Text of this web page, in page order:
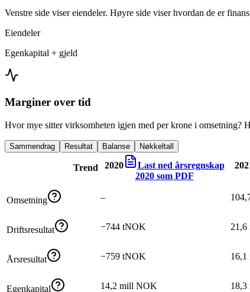
Venstre side viser eiendeler. Høyre side viser hvordan de er
Eiendeler
Egenkapital + gjeld
Marginer over tid
Hvor mye sitter virksomheten igjen med per krone i omsetning?
Sammendrag Resultat Balanse Nøkkeltall
Trend 2020
Last ned årsregnskap
2020som PDF
Omsetning –
Driftsresultat −744 tNOK
Årsresultat −759 tNOK
Egenkapital 14,2 mill NOK